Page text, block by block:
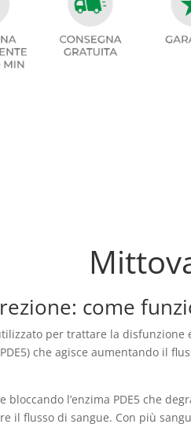
come
per trattare la
che agisce aumentando il
l’enzima PDE5 che
il flusso di sangue. Con più